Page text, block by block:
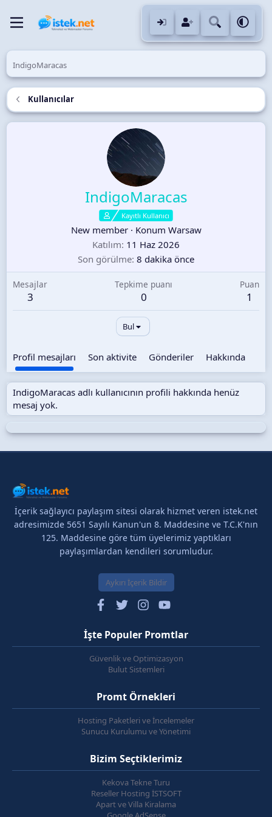
IndigoMaracas
Kullanıcılar
IndigoMaracas
Kayıtlı Kullanıcı
New member · Konum Warsaw
Katılım 11 Haz 2026
Son görülme 8 dakika önce
Mesajlar
3
Tepkime puanı
0
Puan
1
Bul
Profil mesajları Son aktivite Gönderiler Hakkında
IndigoMaracas adlı kullanıcının profili hakkında henüz
mesaj yok.
İçerik sağlayıcı paylaşım sitesi olarak hizmet veren istek.net
adresimizde 5651 Sayılı Kanun'un 8. Maddesine ve T.C.K'nın
125. Maddesine göre tüm üyelerimiz yaptıkları
paylaşımlardan kendileri sorumludur.
Aykırı İçerik Bildir
İşte Populer Promtlar
Güvenlik ve Optimizasyon
Bulut Sistemleri
Promt Örnekleri
Hosting Paketleri ve İncelemeler
Sunucu Kurulumu ve Yönetimi
Bizim Seçtiklerimiz
Kekova Tekne Turu
Reseller Hosting İSTSOFT
Apart ve Villa Kiralama